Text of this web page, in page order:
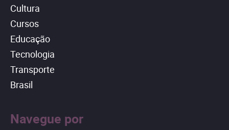
Cultura
Cursos
Educação
Tecnologia
Transporte
Brasil
Navegue por